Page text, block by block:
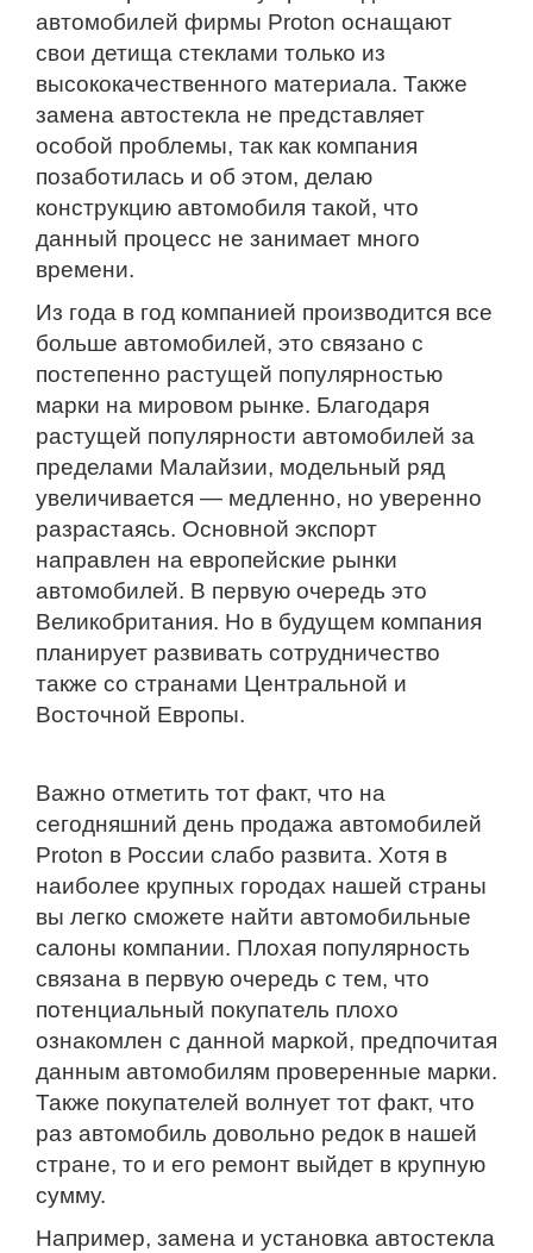
автомобилей фирмы Proton оснащают
свои детища стеклами только из
высококачественного материала. Также
замена автостекла не представляет
особой проблемы, так как компания
позаботилась и об этом, делаю
конструкцию автомобиля такой, что
данный процесс не занимает много
времени.
Из года в год компанией производится все
больше автомобилей, это связано с
постепенно растущей популярностью
марки на мировом рынке. Благодаря
растущей популярности автомобилей за
пределами Малайзии, модельный ряд
увеличивается — медленно, но уверенно
разрастаясь. Основной экспорт
направлен на европейские рынки
автомобилей. В первую очередь это
Великобритания. Но в будущем компания
планирует развивать сотрудничество
также со странами Центральной и
Восточной Европы.
Важно отметить тот факт, что на
сегодняшний день продажа автомобилей
Proton в России слабо развита. Хотя в
наиболее крупных городах нашей страны
вы легко сможете найти автомобильные
салоны компании. Плохая популярность
связана в первую очередь с тем, что
потенциальный покупатель плохо
ознакомлен с данной маркой, предпочитая
данным автомобилям проверенные марки.
Также покупателей волнует тот факт, что
раз автомобиль довольно редок в нашей
стране, то и его ремонт выйдет в крупную
сумму.
Например, замена и установка автостекла